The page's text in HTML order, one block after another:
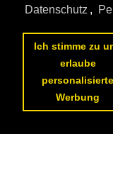
Datenschutz ,
Ich stimme zu
erlaube
personalisierte
Werbung